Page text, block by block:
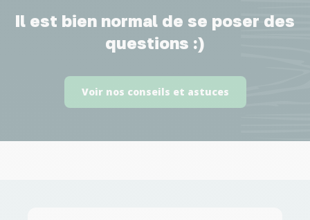
Il est bien normal de se poser des
questions :)
Voir nos conseils et astuces